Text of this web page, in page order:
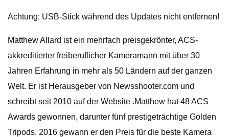
Achtung: USB-Stick während des Updates nicht entfernen!
Matthew Allard ist ein mehrfach preisgekrönter, ACS-
akkreditierter freiberuflicher Kameramann mit über 30
Jahren Erfahrung in mehr als 50 Ländern auf der ganzen
Welt. Er ist Herausgeber von Newsshooter.com und
schreibt seit 2010 auf der Website .Matthew hat 48 ACS
Awards gewonnen, darunter fünf prestigeträchtige Golden
Tripods. 2016 gewann er den Preis für die beste Kamera